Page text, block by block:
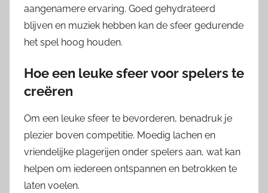
aangenamere ervaring. Goed gehydrateerd
blijven en muziek hebben kan de sfeer gedurende
het spel hoog houden.
Hoe een leuke sfeer voor spelers te
creëren
Om een leuke sfeer te bevorderen, benadruk je
plezier boven competitie. Moedig lachen en
vriendelijke plagerijen onder spelers aan, wat kan
helpen om iedereen ontspannen en betrokken te
laten voelen.